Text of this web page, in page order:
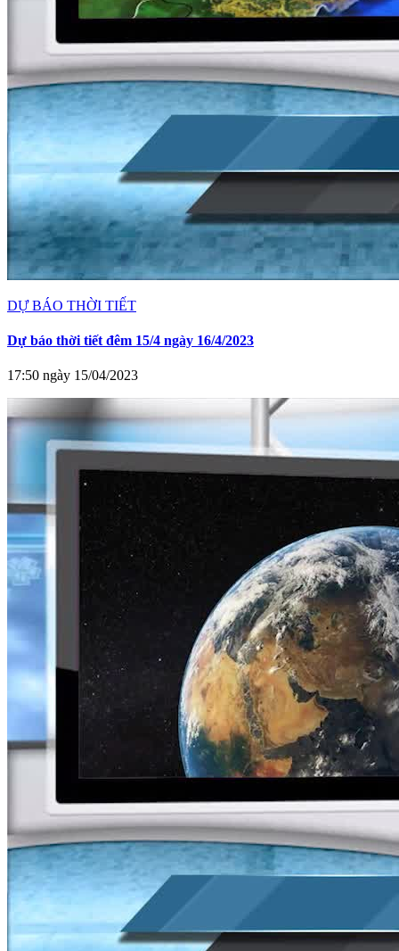
DỰ BÁO THỜI TIẾT
Dự báo thời tiết đêm 15/4 ngày 16/4/2023
17:50 ngày 15/04/2023